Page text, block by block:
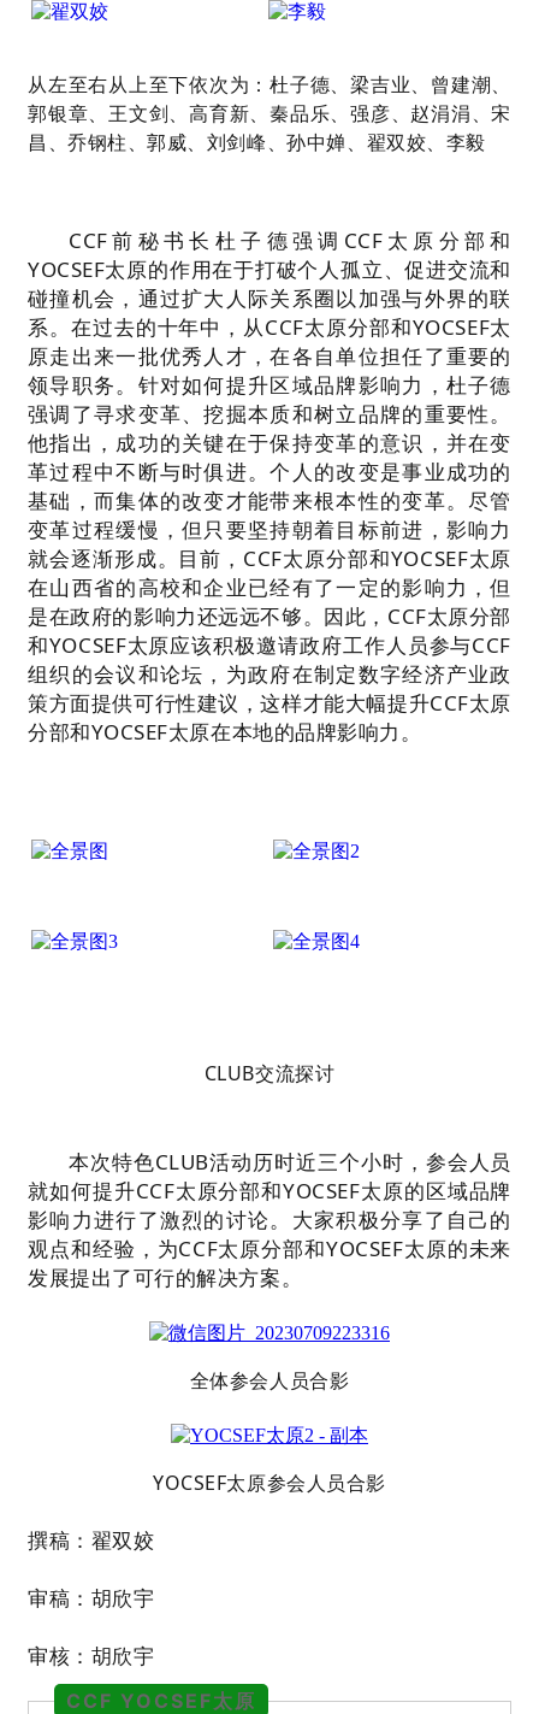
从左至右从上至下依次为：杜子德、梁吉业、曾建潮、
郭银章、王文剑、高育新、秦品乐、强彦、赵涓涓、宋
昌、乔钢柱、郭威、 刘剑峰、孙中婵、 翟双姣、 李毅
CCF前秘书长杜子德强调CCF太原分部和
YOCSEF太原的作用在于打破个人孤立、促进交流和
碰撞机会，通过扩大人际关系圈以加强与外界的联
系。在过去的十年中，从CCF太原分部和YOCSEF太
原走出来一批优秀人才，在各自单位担任了重要的
领导职务。针对如何提升区域品牌影响力，杜子德
强调了寻求变革、挖掘本质和树立品牌的重要性。
他指出，成功的关键在于保持变革的意识，并在变
革过程中不断与时俱进。个人的改变是事业成功的
基础，而集体的改变才能带来根本性的变革。尽管
变革过程缓慢，但只要坚持朝着目标前进，影响力
就会逐渐形成。目前，CCF太原分部和YOCSEF太原
在山西省的高校和企业已经有了一定的影响力，但
是在政府的影响力还远远不够。因此，CCF太原分部
和YOCSEF太原应该积极邀请政府工作人员参与CCF
组织的会议和论坛，为政府在制定数字经济产业政
策方面提供可行性建议，这样才能大幅提升CCF太原
分部和YOCSEF太原在本地的品牌影响力。
CLUB交流探讨
本次特色CLUB活动历时近三个小时，参会人员
就如何提升CCF太原分部和YOCSEF太原的区域品牌
影响力进行了激烈的讨论。大家积极分享了自己的
观点和经验，为CCF太原分部和YOCSEF太原的未来
发展提出了可行的解决方案。
全体参会人员合影
YOCSEF太原参会人员合影
撰稿：翟双姣
审稿：胡欣宇
审核：胡欣宇
CCF YOCSEF太原